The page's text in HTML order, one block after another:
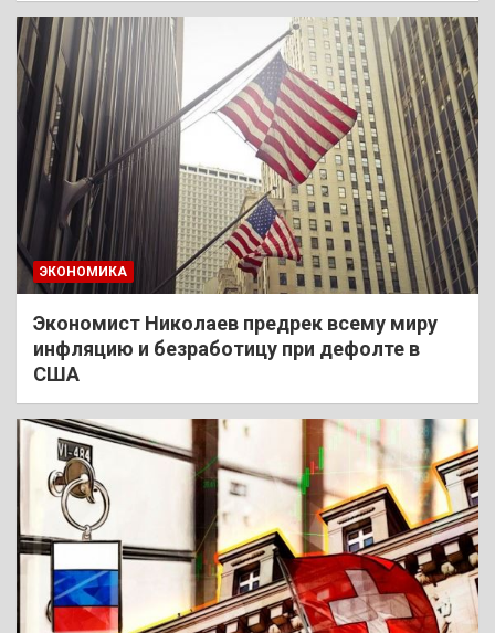
ЭКОНОМИКА
Экономист Николаев предрек всему миру
инфляцию и безработицу при дефолте в
США